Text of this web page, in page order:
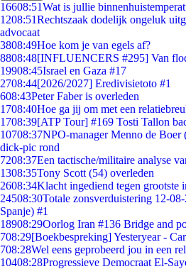
16608:51Wat is jullie
1208:51Rechtszaak dodelijk ongeluk
advocaat
3808:49Hoe kom je van egels af?
8808:48[INFLUENCERS #295] Van
19908:45Israel en Gaza #17
2708:44[2026/2027] Eredivisietoto #1
608:43Peter Faber is overleden
1708:40Hoe ga jij om met een
1708:39[ATP Tour] #169 Tosti Tallon
10708:37NPO-manager Menno de Boer
dick-pic rond
7208:37Een tactische/militaire analyse
1308:35Tony Scott (54) overleden
2608:34Klacht ingediend tegen grootste
24508:30Totale zonsverduistering 12-
Spanje) #1
18908:29Oorlog Iran #136 Bridge and
708:29[Boekbespreking] Yesteryear -
708:28Wel eens geprobeerd jou in een
10408:28Progressieve Democraat El-